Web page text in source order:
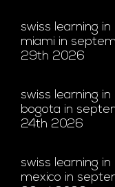
swiss learning in
miami in
29th 2026
swiss learning in
bogota in
24th 2026
swiss learning in
mexico in